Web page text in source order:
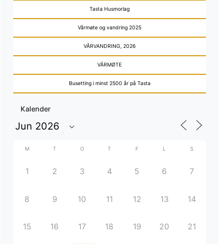
Tasta Husmorlag
Vårmøte og vandring 2025
VÅRVANDRING, 2026
VÅRMØTE
Busetting i minst 2500 år på Tasta
Kalender
M T O T F L S
1 2 3 4 5 6 7
8 9 10 11 12 13 14
15 16 17 18 19 20 21